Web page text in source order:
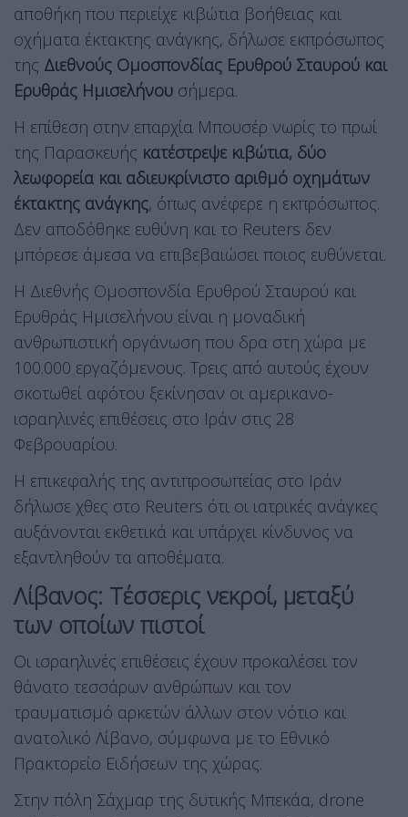
αποθήκη που περιείχε κιβώτια βοήθειας και
οχήματα έκτακτης ανάγκης, δήλωσε εκπρόσωπος
της Διεθνούς Ομοσπονδίας Ερυθρού Σταυρού και
Ερυθράς Ημισελήνου σήμερα.
Η επίθεση στην επαρχία Μπουσέρ νωρίς το πρωί
της Παρασκευής κατέστρεψε κιβώτια, δύο
λεωφορεία και αδιευκρίνιστο αριθμό οχημάτων
έκτακτης ανάγκης, όπως ανέφερε η εκπρόσωπος.
Δεν αποδόθηκε ευθύνη και το Reuters δεν
μπόρεσε άμεσα να επιβεβαιώσει ποιος ευθύνεται.
Η Διεθνής Ομοσπονδία Ερυθρού Σταυρού και
Ερυθράς Ημισελήνου είναι η μοναδική
ανθρωπιστική οργάνωση που δρα στη χώρα με
100.000 εργαζόμενους. Τρεις από αυτούς έχουν
σκοτωθεί αφότου ξεκίνησαν οι αμερικανο-
ισραηλινές επιθέσεις στο Ιράν στις 28
Φεβρουαρίου.
Η επικεφαλής της αντιπροσωπείας στο Ιράν
δήλωσε χθες στο Reuters ότι οι ιατρικές ανάγκες
αυξάνονται εκθετικά και υπάρχει κίνδυνος να
εξαντληθούν τα αποθέματα.
Λίβανος: Τέσσερις νεκροί, μεταξύ
των οποίων πιστοί
Οι ισραηλινές επιθέσεις έχουν προκαλέσει τον
θάνατο τεσσάρων ανθρώπων και τον
τραυματισμό αρκετών άλλων στον νότιο και
ανατολικό Λίβανο, σύμφωνα με το Εθνικό
Πρακτορείο Ειδήσεων της χώρας.
Στην πόλη Σάχμαρ της δυτικής Μπεκάα, drone